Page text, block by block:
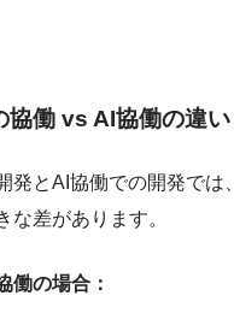
協働 vs AI協働の違い
発とAI協働での開発では
な差があります。
働の場合：